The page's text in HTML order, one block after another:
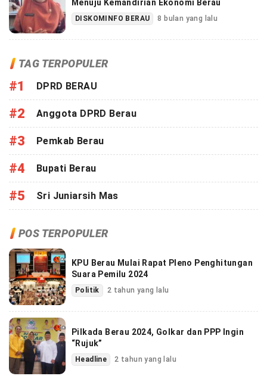
Menuju Kemandirian Ekonomi Berau
DISKOMINFO BERAU 8 bulan yang lalu
TAG TERPOPULER
#1 DPRD BERAU
#2 Anggota DPRD Berau
#3 Pemkab Berau
#4 Bupati Berau
#5 Sri Juniarsih Mas
POS TERPOPULER
KPU Berau Mulai Rapat Pleno Penghitungan
Suara Pemilu 2024
Politik 2 tahun yang lalu
Pilkada Berau 2024, Golkar dan PPP Ingin
“Rujuk”
Headline 2 tahun yang lalu